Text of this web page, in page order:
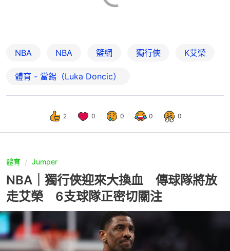
NBA NBA 籃網 獨行俠 K艾榮
體育 - 當錫（Luka Doncic）
2 0 0 0 0
體育 Jumper
NBA｜獨行俠迎來大換血 傳球隊將放
走艾榮 6支球隊正密切關注